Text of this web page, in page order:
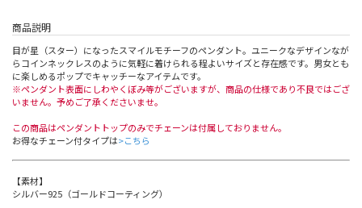
商品説明
目が星（スター）になったスマイルモチーフのペンダント。ユニークなデザインなが
らコインネックレスのように気軽に着けられる程よいサイズと存在感です。男女とも
に楽しめるポップでキャッチーなアイテムです。
※ペンダント表面にしわやくぼみ等がございますが、商品の仕様であり不良ではござ
いません。予めご了承くださいませ。
この商品はペンダントトップのみでチェーンは付属しておりません。
お得なチェーン付タイプは>こちら
【素材】
シルバー925（ゴールドコーティング）